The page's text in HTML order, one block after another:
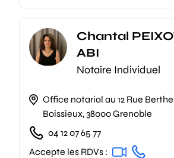
Chantal
ABI
Notaire Individuel
Office notarial au 12 Rue
Boissieux, 38000 Grenoble
04 12 07 65 77
Accepte les RDVs :